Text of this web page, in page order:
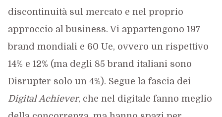
discontinuità sul mercato e nel proprio
approccio al business. Vi appartengono 197
brand mondiali e 60 Ue, ovvero un rispettivo
14% e 12% (ma degli 85 brand italiani sono
Disrupter solo un 4%). Segue la fascia dei
Digital Achiever, che nel digitale fanno meglio